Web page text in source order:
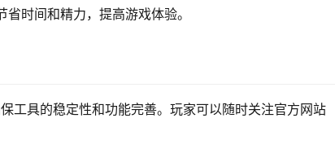
时间和精力，提高游戏体验。
工具的稳定性和功能完善。玩家可以随时关注官方网站